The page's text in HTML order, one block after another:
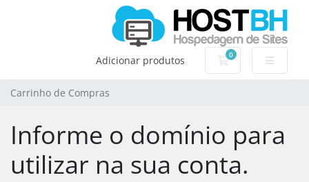
Adicionar produtos 0
Carrinho de
Carrinho de Compras
Informe o domínio para
utilizar na sua conta.